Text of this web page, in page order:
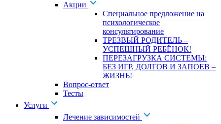
Акции
Специальное предложение на
психологическое
консультирование
ТРЕЗВЫЙ РОДИТЕЛЬ –
УСПЕШНЫЙ РЕБЁНОК!
ПЕРЕЗАГРУЗКА СИСТЕМЫ:
БЕЗ ИГР, ДОЛГОВ И ЗАПОЕВ –
ЖИЗНЬ!
Вопрос-ответ
Тесты
Услуги
Лечение зависимостей